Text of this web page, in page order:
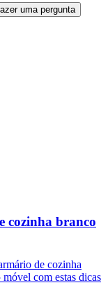
uma pergunta
cozinha branco
de cozinha
com estas dicas